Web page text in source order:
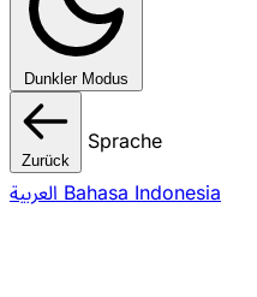
Dunkler Modus
Zurück
Sprache
Bahasa Indonesia